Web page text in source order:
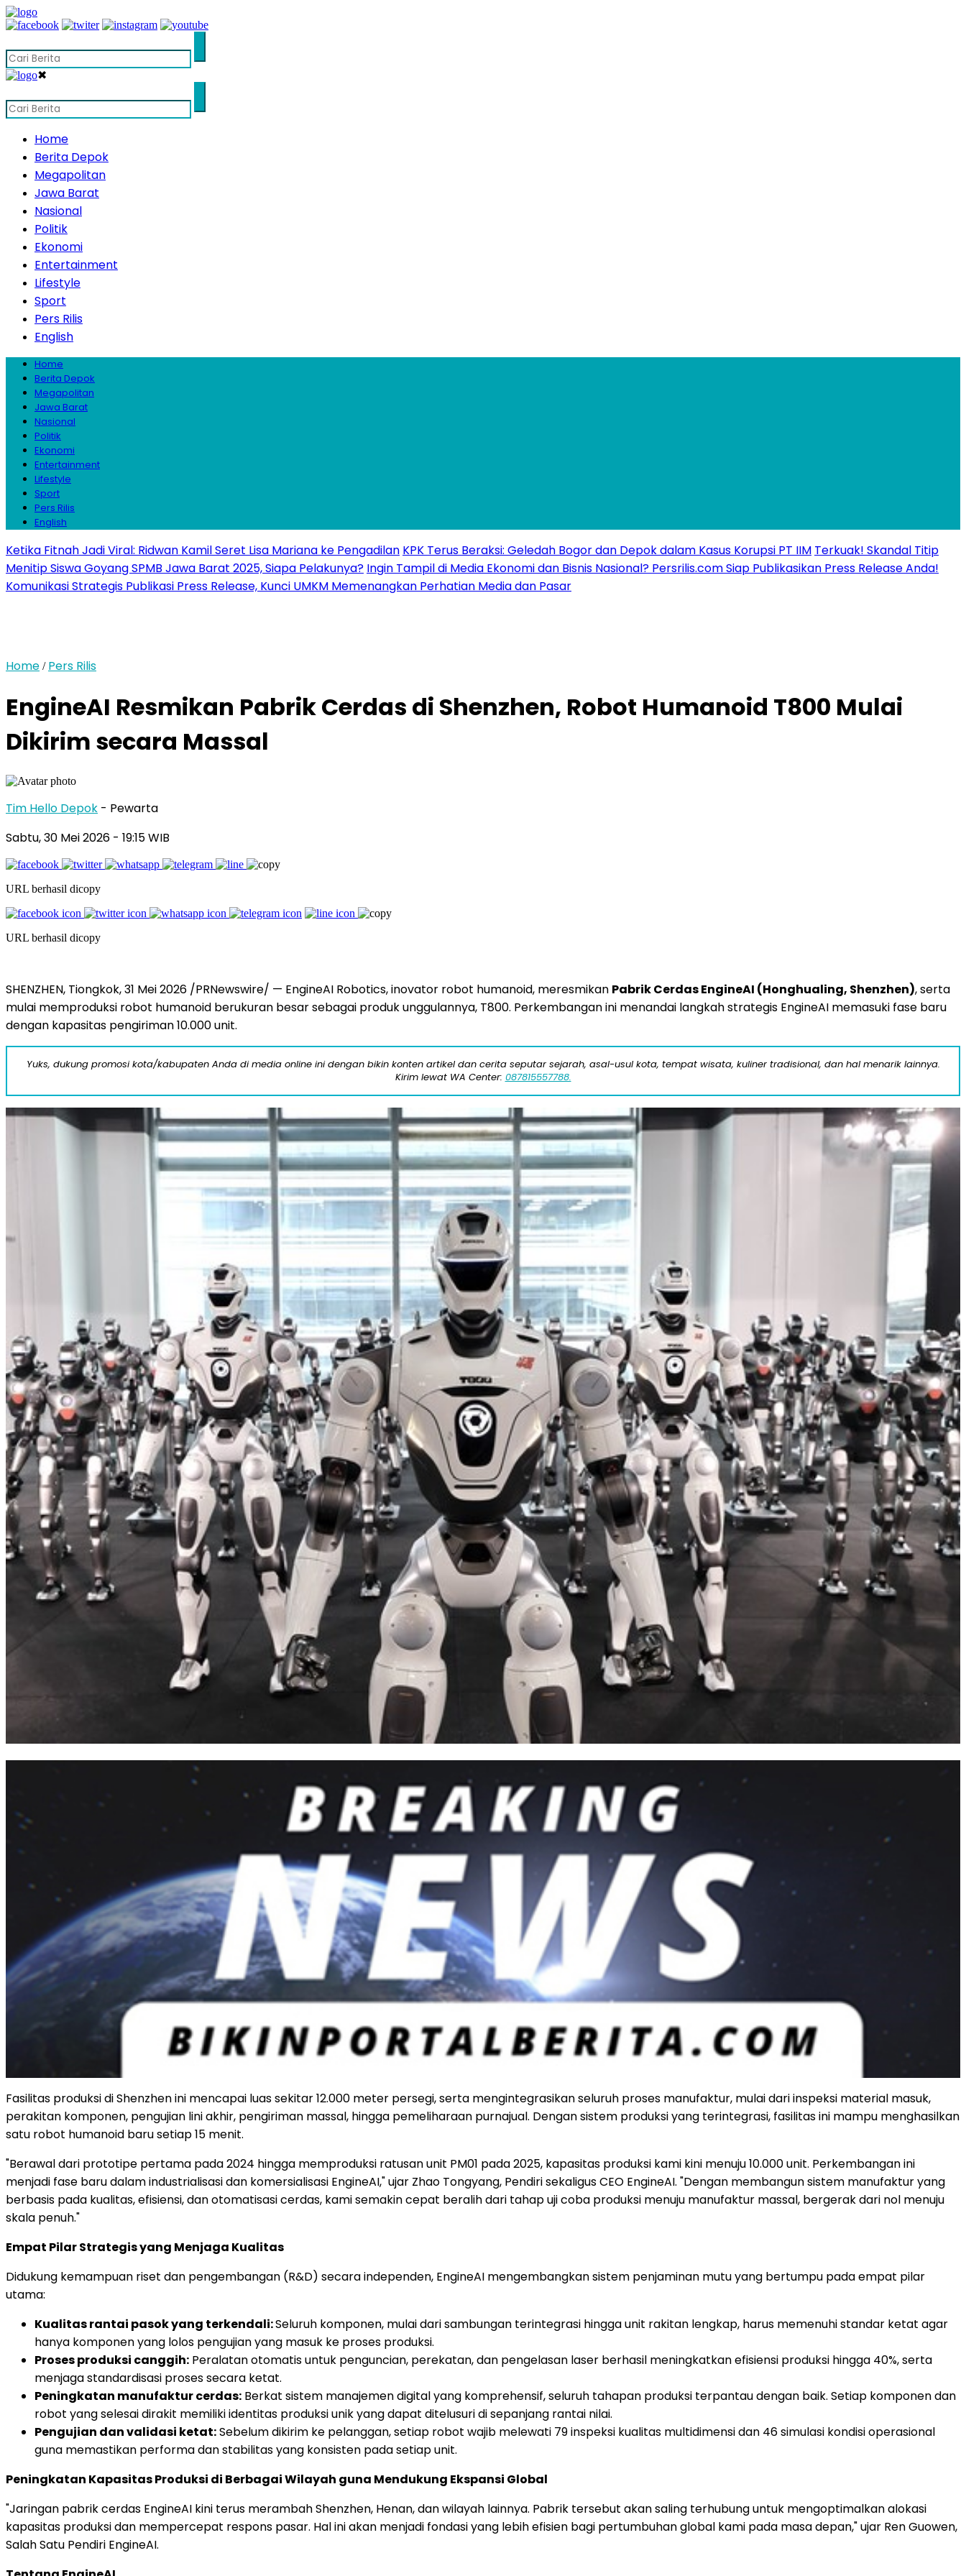
✖
Home
Berita Depok
Megapolitan
Jawa Barat
Nasional
Politik
Ekonomi
Entertainment
Lifestyle
Sport
Pers Rilis
English
Home
Berita Depok
Megapolitan
Jawa Barat
Nasional
Politik
Ekonomi
Entertainment
Lifestyle
Sport
Pers Rilis
English
Ketika Fitnah Jadi Viral: Ridwan Kamil Seret Lisa Mariana ke Pengadilan KPK Terus Beraksi: Geledah Bogor dan Depok dalam Kasus Korupsi PT IIM Terkuak! Skandal Titip
Menitip Siswa Goyang SPMB Jawa Barat 2025, Siapa Pelakunya? Ingin Tampil di Media Ekonomi dan Bisnis Nasional? Persrilis.com Siap Publikasikan Press Release Anda!
Komunikasi Strategis Publikasi Press Release, Kunci UMKM Memenangkan Perhatian Media dan Pasar
Home / Pers Rilis
EngineAI Resmikan Pabrik Cerdas di Shenzhen, Robot Humanoid T800 Mulai
Dikirim secara Massal
Tim Hello Depok - Pewarta
Sabtu, 30 Mei 2026 - 19:15 WIB
URL berhasil dicopy
URL berhasil dicopy
SHENZHEN, Tiongkok, 31 Mei 2026 /PRNewswire/ — EngineAI Robotics, inovator robot humanoid, meresmikan Pabrik Cerdas EngineAI (Honghualing, Shenzhen), serta
mulai memproduksi robot humanoid berukuran besar sebagai produk unggulannya, T800. Perkembangan ini menandai langkah strategis EngineAI memasuki fase baru
dengan kapasitas pengiriman 10.000 unit.
Yuks, dukung promosi kota/kabupaten Anda di media online ini dengan bikin konten artikel dan cerita seputar sejarah, asal-usul kota, tempat wisata, kuliner tradisional, dan hal menarik lainnya.
Kirim lewat WA Center: 087815557788.
Fasilitas produksi di Shenzhen ini mencapai luas sekitar 12.000 meter persegi, serta mengintegrasikan seluruh proses manufaktur, mulai dari inspeksi material masuk,
perakitan komponen, pengujian lini akhir, pengiriman massal, hingga pemeliharaan purnajual. Dengan sistem produksi yang terintegrasi, fasilitas ini mampu menghasilkan
satu robot humanoid baru setiap 15 menit.
"Berawal dari prototipe pertama pada 2024 hingga memproduksi ratusan unit PM01 pada 2025, kapasitas produksi kami kini menuju 10.000 unit. Perkembangan ini
menjadi fase baru dalam industrialisasi dan komersialisasi EngineAI," ujar Zhao Tongyang, Pendiri sekaligus CEO EngineAI. "Dengan membangun sistem manufaktur yang
berbasis pada kualitas, efisiensi, dan otomatisasi cerdas, kami semakin cepat beralih dari tahap uji coba produksi menuju manufaktur massal, bergerak dari nol menuju
skala penuh."
Empat Pilar Strategis yang Menjaga Kualitas
Didukung kemampuan riset dan pengembangan (R&D) secara independen, EngineAI mengembangkan sistem penjaminan mutu yang bertumpu pada empat pilar
utama:
Kualitas rantai pasok yang terkendali:Seluruh komponen, mulai dari sambungan terintegrasi hingga unit rakitan lengkap, harus memenuhi standar ketat agar
hanya komponen yang lolos pengujian yang masuk ke proses produksi.
Proses produksi canggih: Peralatan otomatis untuk penguncian, perekatan, dan pengelasan laser berhasil meningkatkan efisiensi produksi hingga 40%, serta
menjaga standardisasi proses secara ketat.
Peningkatan manufaktur cerdas: Berkat sistem manajemen digital yang komprehensif, seluruh tahapan produksi terpantau dengan baik. Setiap komponen dan
robot yang selesai dirakit memiliki identitas produksi unik yang dapat ditelusuri di sepanjang rantai nilai.
Pengujian dan validasi ketat:Sebelum dikirim ke pelanggan, setiap robot wajib melewati 79 inspeksi kualitas multidimensi dan 46 simulasi kondisi operasional
guna memastikan performa dan stabilitas yang konsisten pada setiap unit.
Peningkatan Kapasitas Produksi di Berbagai Wilayah guna Mendukung Ekspansi Global
"Jaringan pabrik cerdas EngineAI kini terus merambah Shenzhen, Henan, dan wilayah lainnya. Pabrik tersebut akan saling terhubung untuk mengoptimalkan alokasi
kapasitas produksi dan mempercepat respons pasar. Hal ini akan menjadi fondasi yang lebih efisien bagi pertumbuhan global kami pada masa depan," ujar Ren Guowen,
Salah Satu Pendiri EngineAI.